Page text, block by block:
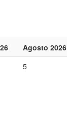
Agosto 2026
5